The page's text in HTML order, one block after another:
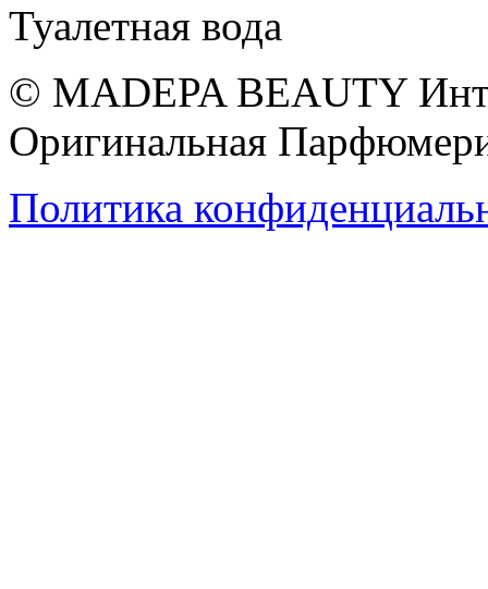
Туалетная вода
© MADEPA BEAUTY
Оригинальная
Политика